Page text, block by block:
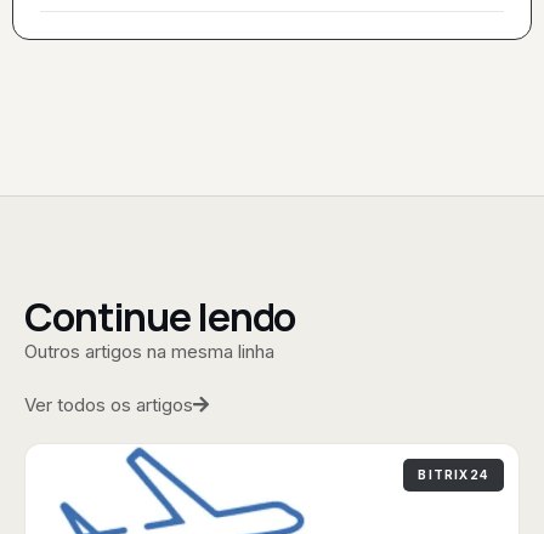
Continue lendo
Outros artigos na mesma linha
Ver todos os artigos
BITRIX24